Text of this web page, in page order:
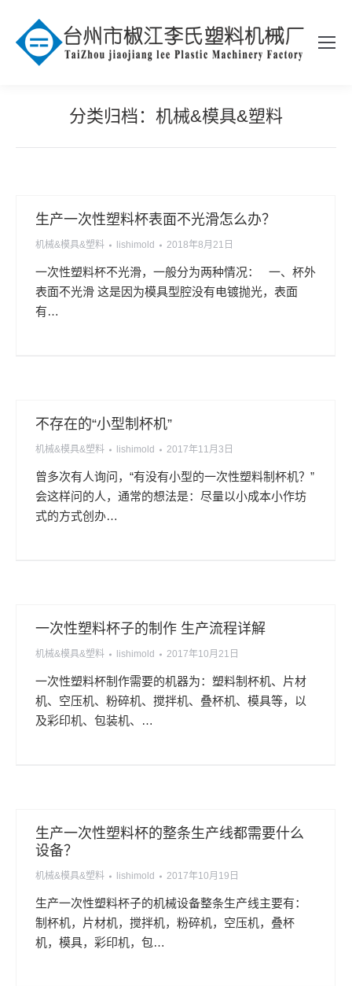
分类归档： 机械&模具&塑料
生产一次性塑料杯表面不光滑怎么办？
机械&模具&塑料 lishimold 2018年8月21日
一次性塑料杯不光滑，一般分为两种情况： 一、杯外
表面不光滑 这是因为模具型腔没有电镀抛光，表面
有…
不存在的“小型制杯机”
机械&模具&塑料 lishimold 2017年11月3日
曾多次有人询问，“有没有小型的一次性塑料制杯机？”
会这样问的人，通常的想法是：尽量以小成本小作坊
式的方式创办…
一次性塑料杯子的制作 生产流程详解
机械&模具&塑料 lishimold 2017年10月21日
一次性塑料杯制作需要的机器为：塑料制杯机、片材
机、空压机、粉碎机、搅拌机、叠杯机、模具等，以
及彩印机、包装机、…
生产一次性塑料杯的整条生产线都需要什么
设备？
机械&模具&塑料 lishimold 2017年10月19日
生产一次性塑料杯子的机械设备整条生产线主要有：
制杯机，片材机，搅拌机，粉碎机，空压机，叠杯
机，模具，彩印机，包…